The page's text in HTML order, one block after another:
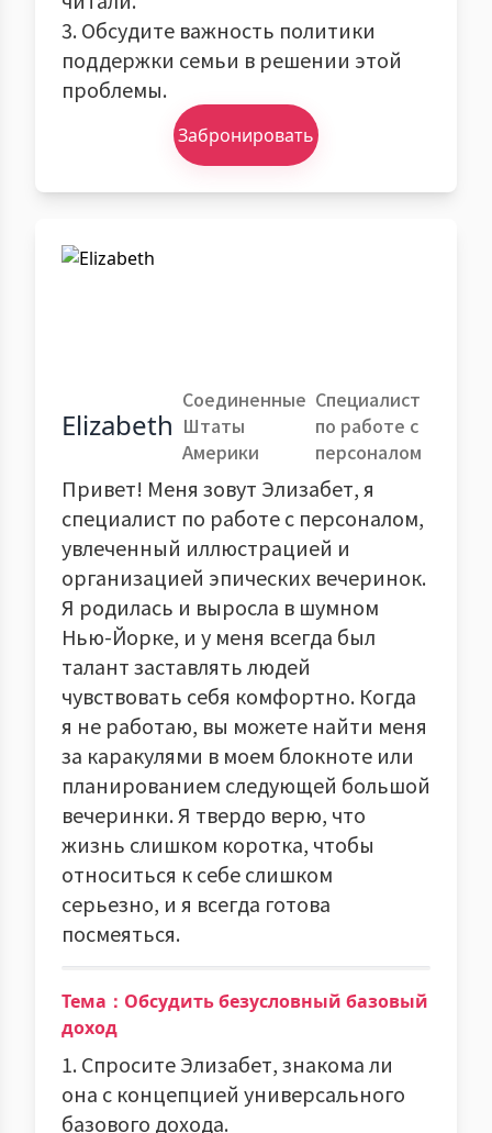
3. Обсудите важность политики
поддержки семьи в решении этой
проблемы.
Забронировать
Elizabeth
Соединенные
Штаты
Америки
Специалист
по работе с
персоналом
Привет! Меня зовут Элизабет, я
специалист по работе с персоналом,
увлеченный иллюстрацией и
организацией эпических вечеринок.
Я родилась и выросла в шумном
Нью-Йорке, и у меня всегда был
талант заставлять людей
чувствовать себя комфортно. Когда
я не работаю, вы можете найти меня
за каракулями в моем блокноте или
планированием следующей большой
вечеринки. Я твердо верю, что
жизнь слишком коротка, чтобы
относиться к себе слишком
серьезно, и я всегда готова
посмеяться.
Тема：Обсудить безусловный базовый
доход
1. Спросите Элизабет, знакома ли
она с концепцией универсального
базового дохода.